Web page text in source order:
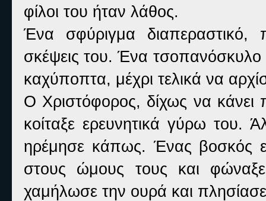
φίλοι του ήταν λάθος.
Ένα σφύριγμα διαπεραστικό,
σκέψεις του. Ένα
καχύποπτα, μέχρι τελικά να
Ο Χριστόφορος, δίχως να κάνει
κοίταξε ερευνητικά γύρω του.
ηρέμησε κάπως. Ένας βοσκός
στους ώμους τους και
χαμήλωσε την ουρά και